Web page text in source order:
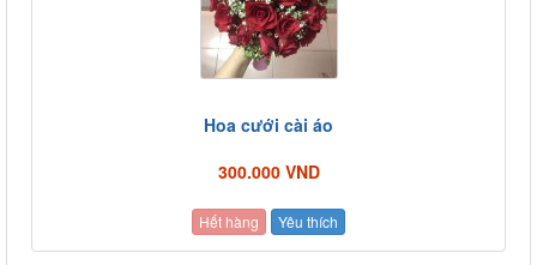
Hoa cưới cài áo
300.000 VND
Hết hàng Yêu thích